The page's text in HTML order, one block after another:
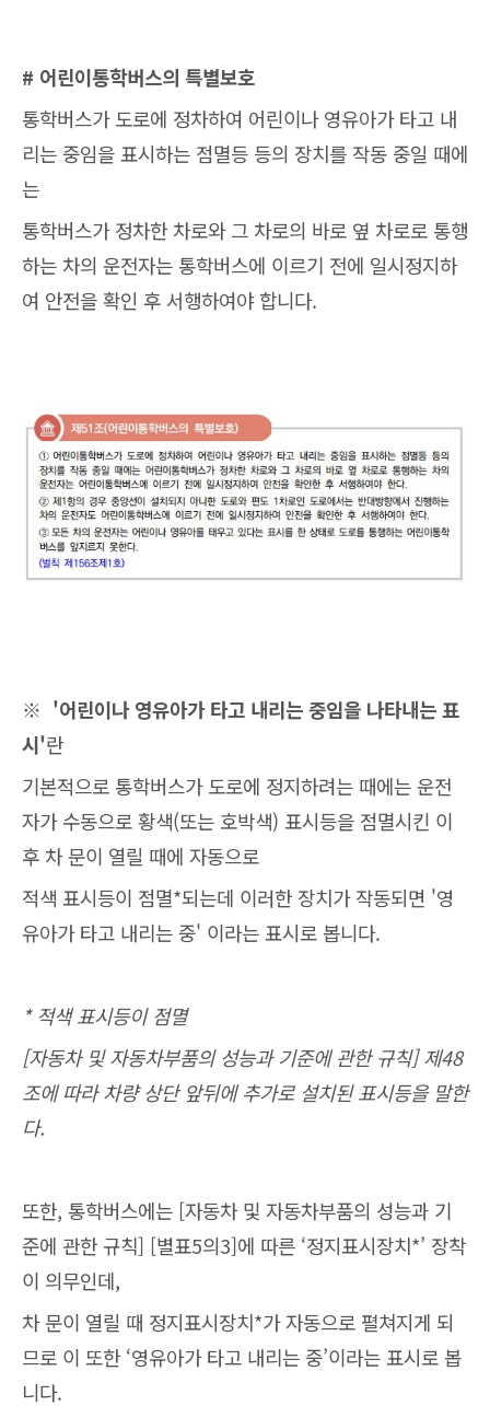
# 어린이통학버스의 특별보호
통학버스가 도로에 정차하여 어린이나 영유아가 타고 내
리는 중임을 표시하는 점멸등 등의 장치를 작동 중일 때에
는
통학버스가 정차한 차로와 그 차로의 바로 옆 차로로 통행
하는 차의 운전자는 통학버스에 이르기 전에 일시정지하
여 안전을 확인 후 서행하여야 합니다.
※ '어린이나 영유아가 타고 내리는 중임을 나타내는 표
시'란
기본적으로 통학버스가 도로에 정지하려는 때에는 운전
자가 수동으로 황색(또는 호박색) 표시등을 점멸시킨 이
후 차 문이 열릴 때에 자동으로
적색 표시등이 점멸*되는데 이러한 장치가 작동되면 '영
유아가 타고 내리는 중' 이라는 표시로 봅니다.
* 적색 표시등이 점멸
[자동차 및 자동차부품의 성능과 기준에 관한 규칙] 제48
조에 따라 차량 상단 앞뒤에 추가로 설치된 표시등을 말한
다.
또한, 통학버스에는 [자동차 및 자동차부품의 성능과 기
준에 관한 규칙] [별표5의3]에 따른 ‘정지표시장치*’ 장착
이 의무인데,
차 문이 열릴 때 정지표시장치*가 자동으로 펼쳐지게 되
므로 이 또한 ‘영유아가 타고 내리는 중’이라는 표시로 봅
니다.